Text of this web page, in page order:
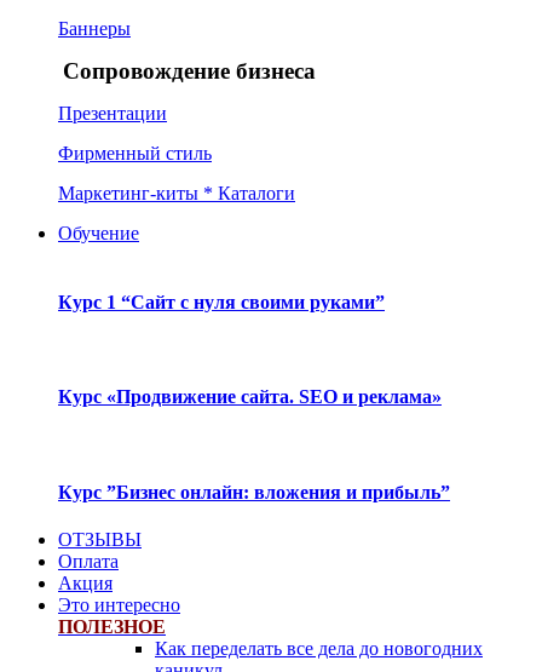
Баннеры
Сопровождение бизнеса
Презентации
Фирменный стиль
Маркетинг-киты * Каталоги
Обучение
Курс 1 “Сайт с нуля своими руками”
Курс «Продвижение сайта. SEO и реклама»
Курс ”Бизнес онлайн: вложения и прибыль”
ОТЗЫВЫ
Оплата
Акция
Это интересно
ПОЛЕЗНОЕ
Как переделать все дела до новогодних